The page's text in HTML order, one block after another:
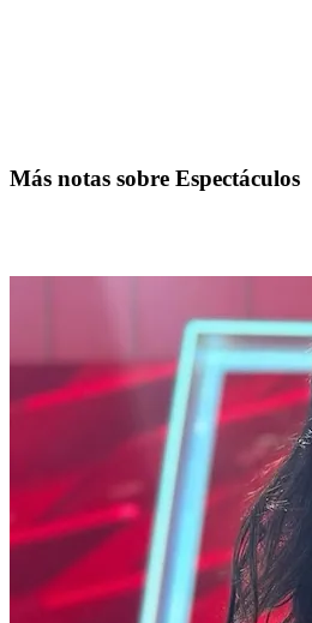
Más notas sobre Espectáculos